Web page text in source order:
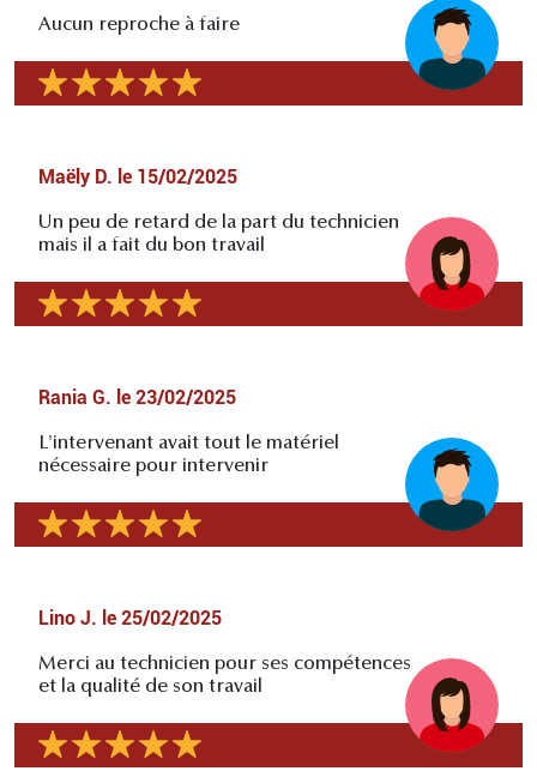
Aucun reproche à faire
Maëly D. le 15/02/2025
Un peu de retard de la part du technicien
mais il a fait du bon travail
Rania G. le 23/02/2025
L'intervenant avait tout le matériel
nécessaire pour intervenir
Lino J. le 25/02/2025
Merci au technicien pour ses compétences
et la qualité de son travail